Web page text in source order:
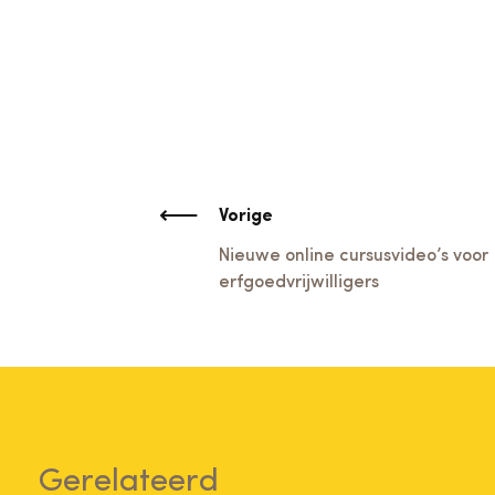
Vorige
Nieuwe online cursusvideo’s voor
erfgoedvrijwilligers
Gerelateerd